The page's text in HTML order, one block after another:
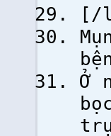
[/
Ở